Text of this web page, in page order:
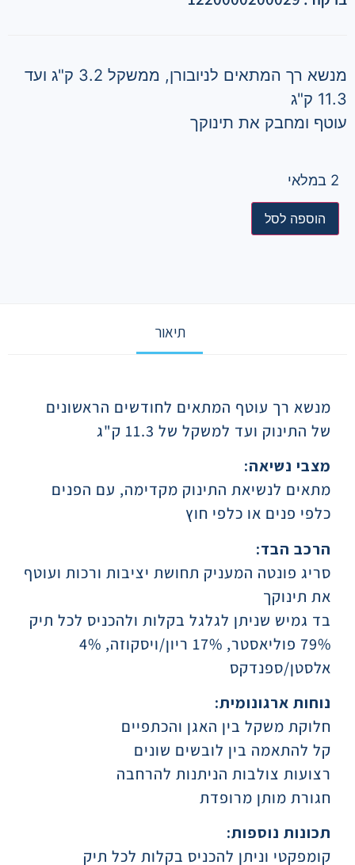
מנשא רך המתאים לניובורן, ממשקל 3.2 ק"ג ועד
11.3 ק"ג
עוטף ומחבק את תינוקך
2 במלאי
הוספה לסל
תיאור
מנשא רך עוטף המתאים לחודשים הראשונים
של התינוק ועד למשקל של 11.3 ק"ג
מצבי נשיאה:
מתאים לנשיאת התינוק מקדימה, עם הפנים
כלפי פנים או כלפי חוץ
הרכב הבד:
סריג פונטה המעניק תחושת יציבות ורכות ועוטף
את תינוקך
בד גמיש שניתן לגלגל בקלות ולהכניס לכל תיק
79% פוליאסטר, 17% ריון/ויסקוזה, 4%
אלסטן/ספנדקס
נוחות ארגונומית:
חלוקת משקל בין האגן והכתפיים
קל להתאמה בין לובשים שונים
רצועות צולבות הניתנות להרחבה
חגורת מותן מרופדת
תכונות נוספות:
קומפקטי וניתן להכניס בקלות לכל תיק